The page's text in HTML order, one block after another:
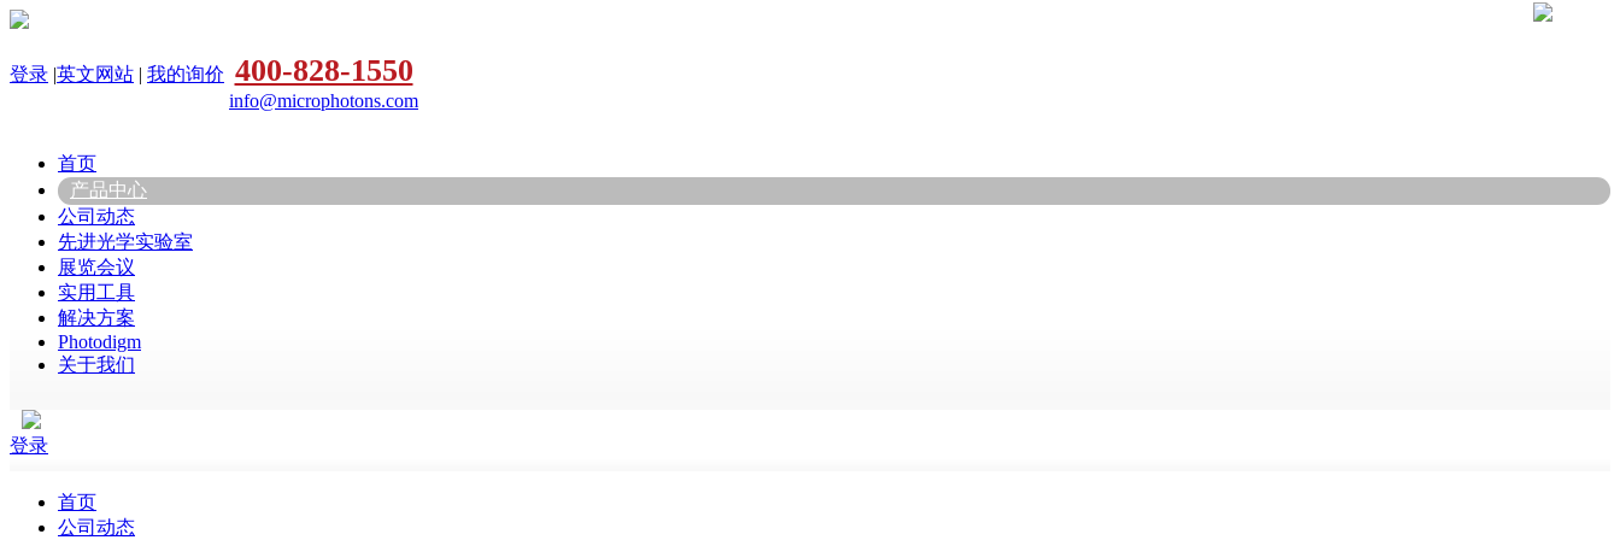
登录 |英文网站 | 我的询价 400-828-1550
info@microphotons.com
首页
产品中心
公司动态
先进光学实验室
展览会议
实用工具
解决方案
Photodigm
关于我们
登录
首页
公司动态